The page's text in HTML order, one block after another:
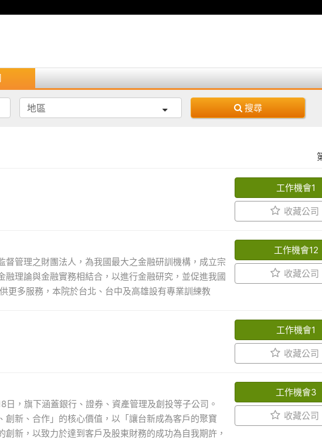
搜尋
工作機會1
收藏公司
督管理之財團法人，為我國最大之金融研訓機構，成立宗
融理論與金融實務相結合，以進行金融研究，並促進我國
更多服務，本院於台北、台中及高雄設有專業訓練教
家級人力資源發展桂冠--「第一屆人力創新獎」。
工作機會12
收藏公司
工作機會1
收藏公司
日，旗下涵蓋銀行、證券、資產管理及創投等子公司。
創新、合作」的核心價值，以「讓台新成為客戶的聚寶
創新，以致力於達到客戶及股東財務的成功為自我期許，
工作機會3
收藏公司